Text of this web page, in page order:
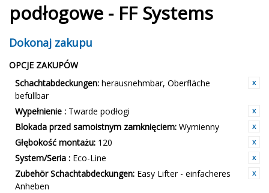
podłogowe - FF Systems
Dokonaj zakupu
OPCJE ZAKUPÓW
Schachtabdeckungen: herausnehmbar, Oberfläche
befüllbar
Wypełnienie : Twarde podłogi
Blokada przed samoistnym zamknięciem: Wymienny
Głębokość montażu: 120
System/Seria : Eco-Line
Zubehör Schachtabdeckungen: Easy Lifter - einfacheres
Anheben